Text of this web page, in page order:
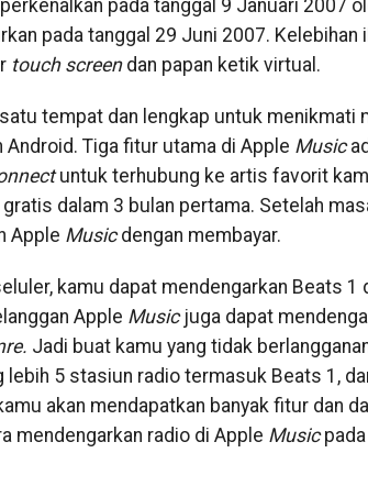
pada tanggal 9 Januari 2007
pada tanggal 29 Juni 2007. Kelebihan
touch screendan papan ketik virtual.
tempat dan lengkap untuk menikmati
Android. Tiga fitur utama di Apple Music
untuk terhubung ke artis favorit
dalam 3 bulan pertama. Setelah
Apple Musicdengan membayar.
kamu dapat mendengarkan Beats 1
Apple Musicjuga dapat
Jadi buat kamu yang tidak
lebih 5 stasiun radio termasuk Beats 1,
akan mendapatkan banyak fitur dan
mendengarkan radio di Apple Musicpada